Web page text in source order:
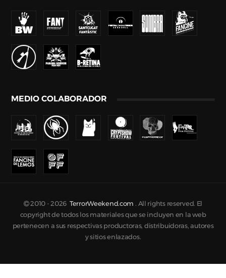
MEDIO COLABORADOR
2010 -2026 TerrorWeekend.com . All rights reserved. El
copyright de todos los materiales que se incluyen en la web
pertenecen a sus respectivas productoras, distribuidoras, autores
y sitios enlazados.